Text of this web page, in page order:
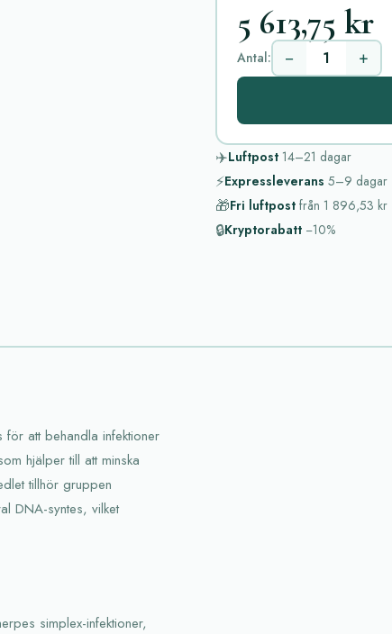
5 613,75 kr
Antal: − +
✈️Luftpost 14–21 dagar
⚡Expressleverans 5–9 dagar
🎁Fri luftpost från 1 896,53 kr
🔒Kryptorabatt −10%
att behandla infektioner
hjälper till att minska
tillhör gruppen
DNA-syntes, vilket
simplex-infektioner,